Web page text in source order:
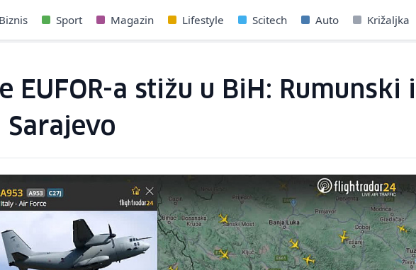
Biznis Sport Magazin Lifestyle Scitech Auto Križaljka
EUFOR-a stižu u BiH: